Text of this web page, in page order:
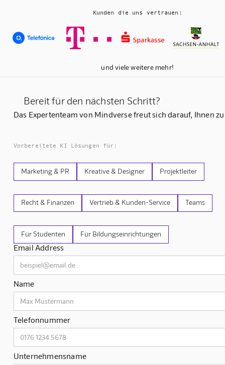
Kunden die uns vertrauen:
und viele weitere mehr!
Bereit für den nächsten Schritt?
Das Expertenteam von Mindverse freut sich darauf, Ihnen
Vorbereitete KI Lösungen für:
Marketing & PR Kreative & Designer Projektleiter
Recht & Finanzen Vertrieb & Kunden-Service Teams
Für Studenten Für Bildungseinrichtungen
Email Address
Name
Telefonnummer
Unternehmensname